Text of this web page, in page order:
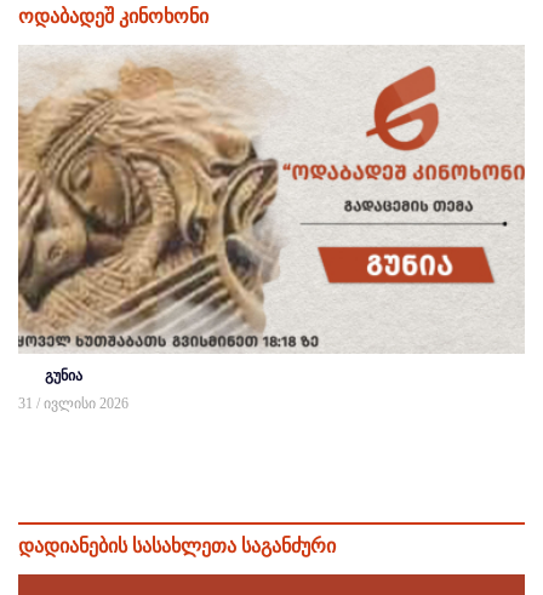
ოდაბადეშ კინოხონი
გუნია
31 / ივლისი 2026
დადიანების სასახლეთა საგანძური